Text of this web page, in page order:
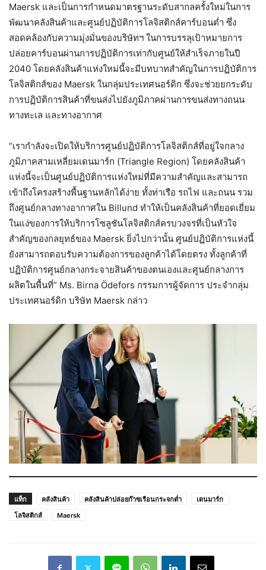
Maersk และเป็นการกำหนดมาตรฐานระดับสากลครั้งใหม่ในการ
พัฒนาคลังสินค้าและศูนย์ปฏิบัติการโลจิสติกส์คาร์บอนต่ำ ซึ่ง
สอดคล้องกับความมุ่งมั่นของบริษัทฯ ในการบรรลุเป้าหมายการ
ปล่อยคาร์บอนผ่านการปฏิบัติการเท่ากับศูนย์ให้สำเร็จภายในปี
2040 โดยคลังสินค้าแห่งใหม่นี้จะมีบทบาทสำคัญในการปฏิบัติการ
โลจิสติกส์ของ Maersk ในกลุ่มประเทศนอร์ดิก ซึ่งจะช่วยยกระดับ
การปฏิบัติการสินค้าที่ขนส่งไปยังภูมิภาคผ่านการขนส่งทางถนน
ทางทะเล และทางอากาศ
“เรากำลังจะเปิดให้บริการศูนย์ปฏิบัติการโลจิสติกส์ที่อยู่ใจกลาง
ภูมิภาคสามเหลี่ยมเดนมาร์ก (Triangle Region) โดยคลังสินค้า
แห่งนี้จะเป็นศูนย์ปฏิบัติการแห่งใหม่ที่มีความสำคัญและสามารถ
เข้าถึงโครงสร้างพื้นฐานหลักได้ง่าย ทั้งท่าเรือ รถไฟ และถนน รวม
ถึงศูนย์กลางทางอากาศใน Billund ทำให้เป็นคลังสินค้าที่ยอดเยี่ยม
ในแง่ของการให้บริการโซลูชันโลจิสติกส์ครบวงจรที่เป็นหัวใจ
สำคัญของกลยุทธ์ของ Maersk ยิ่งไปกว่านั้น ศูนย์ปฏิบัติการแห่งนี้
ยังสามารถตอบรับความต้องการของลูกค้าได้โดยตรง ทั้งลูกค้าที่
ปฏิบัติการศูนย์กลางกระจายสินค้าของตนเองและศูนย์กลางการ
ผลิตในพื้นที่” Ms. Birna Ödefors กรรมการผู้จัดการ ประจำกลุ่ม
ประเทศนอร์ดิก บริษัท Maersk กล่าว
แท็ก คลังสินค้า คลังสินค้าปล่อยก๊าซเรือนกระจกต่ำ
เดนมาร์ก
โลจิสติกส์
Maersk